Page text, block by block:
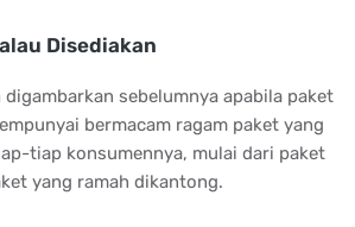
Disediakan
sebelumnya apabila paket
bermacam ragam paket yang
tiap konsumennya, mulai dari paket
yang ramah dikantong.